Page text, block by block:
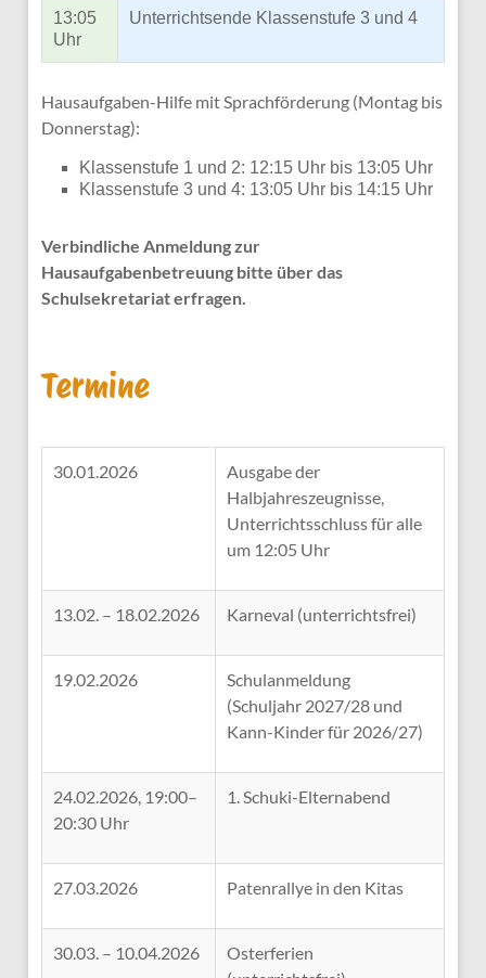
13:05
Uhr
Unterrichtsende Klassenstufe 3 und 4
Hausaufgaben-Hilfe mit Sprachförderung (Montag bis
Donnerstag):
Klassenstufe 1 und 2: 12:15 Uhr bis 13:05 Uhr
Klassenstufe 3 und 4: 13:05 Uhr bis 14:15 Uhr
Verbindliche Anmeldung zur
Hausaufgabenbetreuung bitte über das
Schulsekretariat erfragen.
Termine
30.01.2026
Ausgabe der
Halbjahreszeugnisse,
Unterrichtsschluss für alle
um 12:05 Uhr
13.02. – 18.02.2026 Karneval (unterrichtsfrei)
19.02.2026
Schulanmeldung
(Schuljahr 2027/28 und
Kann-Kinder für 2026/27)
24.02.2026, 19:00–
20:30 Uhr
1. Schuki-Elternabend
27.03.2026 Patenrallye in den Kitas
30.03. – 10.04.2026
Osterferien